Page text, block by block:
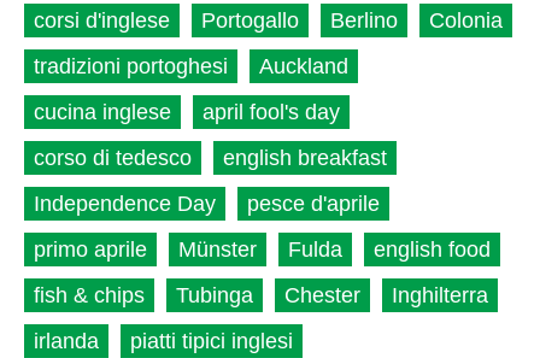
corsi d'inglese
Portogallo Berlino
Colonia
tradizioni portoghesi
Auckland
cucina inglese
april fool's day
corso di tedesco
english breakfast
Independence Day
pesce d'aprile
primo aprile
Münster Fulda
english food
fish & chips
Tubinga Chester
Inghilterra
irlanda
piatti tipici inglesi